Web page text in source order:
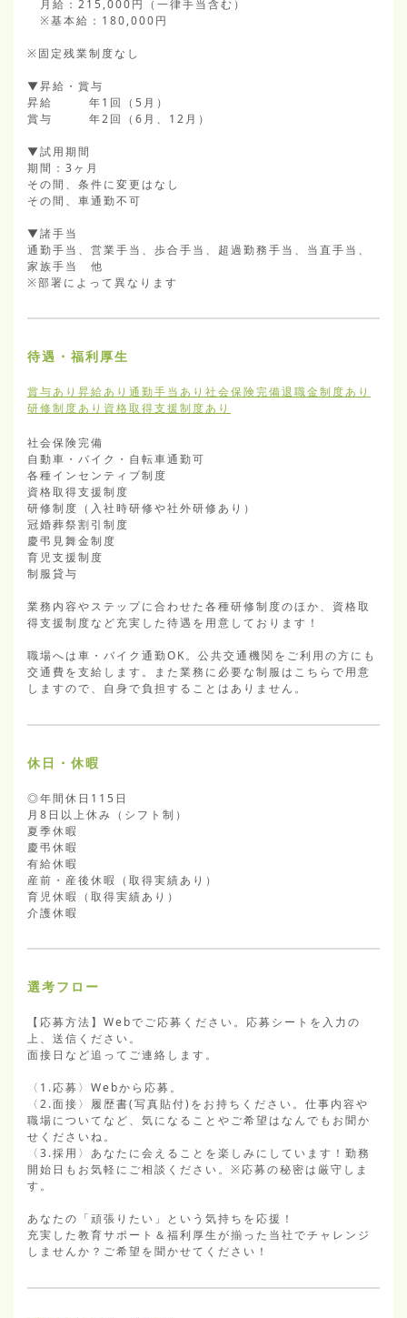
月給：215,000円（一律手当含む）
※基本給：180,000円
※固定残業制度なし
▼昇給・賞与
昇給        年1回（5月）
賞与        年2回（6月、12月）
▼試用期間
期間：3ヶ月
その間、条件に変更はなし
その間、車通勤不可
▼諸手当
通勤手当、営業手当、歩合手当、超過勤務手当、当直手当、
家族手当　他
※部署によって異なります
待遇・福利厚生
賞与あり 昇給あり 通勤手当あり 社会保険完備退職金制度あり
研修制度あり 資格取得支援制度あり
社会保険完備
自動車・バイク・自転車通勤可
各種インセンティブ制度
資格取得支援制度
研修制度（入社時研修や社外研修あり）
冠婚葬祭割引制度
慶弔見舞金制度
育児支援制度
制服貸与
業務内容やステップに合わせた各種研修制度のほか、資格取
得支援制度など充実した待遇を用意しております！
職場へは車・バイク通勤OK。公共交通機関をご利用の方にも
交通費を支給します。また業務に必要な制服はこちらで用意
しますので、自身で負担することはありません。
休日・休暇
◎年間休日115日
月8日以上休み（シフト制）
夏季休暇
慶弔休暇
有給休暇
産前・産後休暇（取得実績あり）
育児休暇（取得実績あり）
介護休暇
選考フロー
【応募方法】Webでご応募ください。応募シートを入力の
上、送信ください。
面接日など追ってご連絡します。
〈1.応募〉Webから応募。
〈2.面接〉履歴書(写真貼付)をお持ちください。仕事内容や
職場についてなど、気になることやご希望はなんでもお聞か
せくださいね。
〈3.採用〉あなたに会えることを楽しみにしています！勤務
開始日もお気軽にご相談ください。※応募の秘密は厳守しま
す。
あなたの「頑張りたい」という気持ちを応援！
充実した教育サポート＆福利厚生が揃った当社でチャレンジ
しませんか？ご希望を聞かせてください！